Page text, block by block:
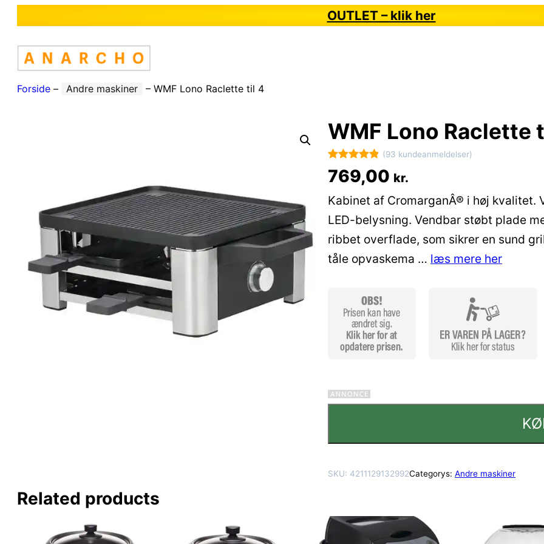
OUTLET – klik her
Forside – Andre maskiner – WMF Lono Raclette til 4
WMF Lono Raclette
Bedømt
som4.9
ud af 5
baseret på
93
kundebedøm
melser
(93 kundeanmeldelser)
769,00 kr.
Kabinet af CromarganÂ® i høj
LED-belysning. Vendbar støbt plade
ribbet overflade, som sikrer en sund
tåle opvaskema … læs mere her
SKU: 4211129132992Categorys: Andre maskiner
Related products